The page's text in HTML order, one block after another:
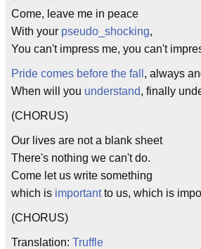
Come, leave me in peace
With your pseudo_shocking,
You can't impress me, you can't
Pride comes before the fall , always
When will you understand, finally
(CHORUS)
Our lives are not a blank sheet
There's nothing we can't do.
Come let us write something
which is importantto us, which is
(CHORUS)
Translation: Truffle